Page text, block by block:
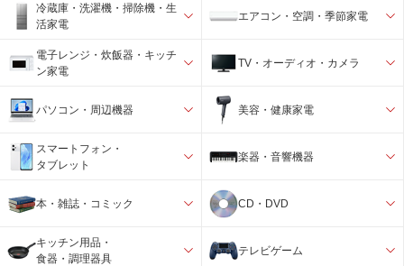
冷蔵庫・洗濯機・掃除機・生
活家電
エアコン・空調・季節家電
電子レンジ・炊飯器・キッチ
ン家電
TV・オーディオ・カメラ
パソコン・周辺機器 美容・健康家電
スマートフォン・
タブレット
楽器・音響機器
本・雑誌・コミック CD・DVD
キッチン用品・
食器・調理器具
テレビゲーム